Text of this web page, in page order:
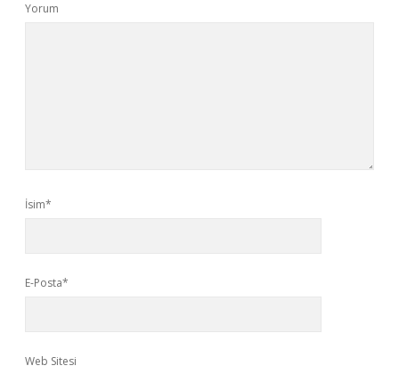
Yorum
İsim*
E-Posta*
Web Sitesi